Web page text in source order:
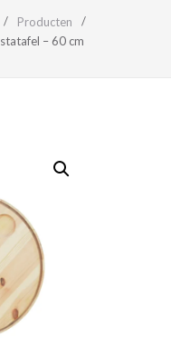
Producten
– 60 cm